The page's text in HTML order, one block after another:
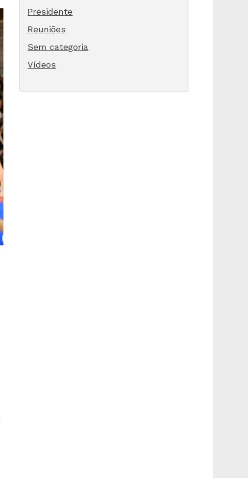
Presidente
Reuniões
Sem categoria
Vídeos